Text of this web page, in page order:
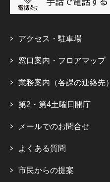
アクセス・駐車場
窓口案内・フロアマップ
業務案内（各課の連絡先）
第2・第4土曜日開庁
メールでのお問合せ
よくある質問
市民からの提案